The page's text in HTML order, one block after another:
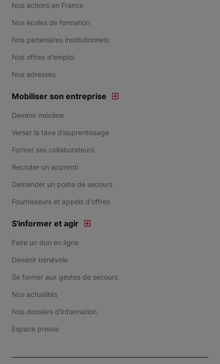
Nos actions en France
Nos écoles de formation
Nos partenaires institutionnels
Nos offres d'emploi
Nos adresses
Mobiliser son entreprise
Devenir mécène
Verser la taxe d’apprentissage
Former ses collaborateurs
Recruter un apprenti
Demander un poste de secours
Fournisseurs et appels d'offres
S'informer et agir
Faire un don en ligne
Devenir bénévole
Se former aux gestes de secours
Nos actualités
Nos dossiers d'information
Espace presse